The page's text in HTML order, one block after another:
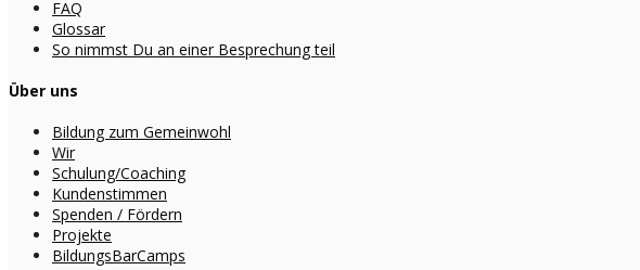
FAQ
Glossar
So nimmst Du an einer Besprechung teil
Über uns
Bildung zum Gemeinwohl
Wir
Schulung/Coaching
Kundenstimmen
Spenden / Fördern
Projekte
BildungsBarCamps